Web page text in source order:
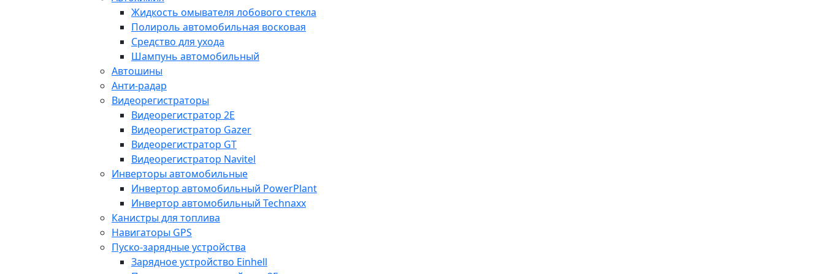
Жидкость омывателя лобового стекла
Полироль автомобильная восковая
Средство для ухода
Шампунь автомобильный
Автошины
Анти-радар
Видеорегистраторы
Видеорегистратор 2E
Видеорегистратор Gazer
Видеорегистратор GT
Видеорегистратор Navitel
Инверторы автомобильные
Инвертор автомобильный PowerPlant
Инвертор автомобильный Technaxx
Канистры для топлива
Навигаторы GPS
Пуско-зарядные устройства
Зарядное устройство Einhell